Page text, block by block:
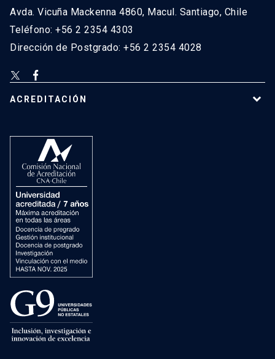
Avda. Vicuña Mackenna 4860, Macul. Santiago, Chile
Teléfono: +56 2 2354 4303
Dirección de Postgrado: +56 2 2354 4028
ACREDITACIÓN